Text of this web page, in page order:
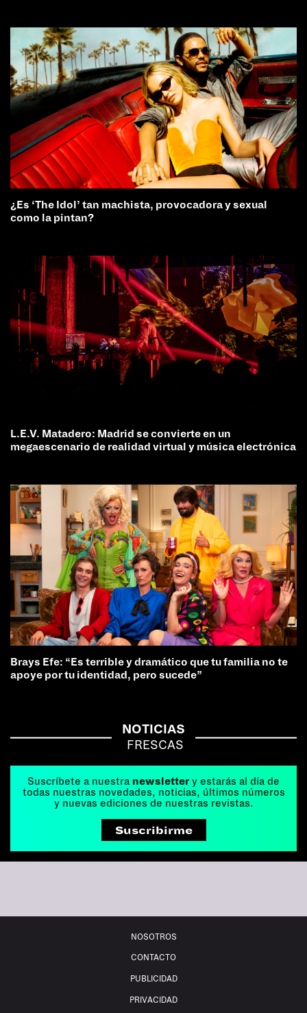
¿Es ‘The Idol’ tan machista, provocadora y sexual
como la pintan?
L.E.V. Matadero: Madrid se convierte en un
megaescenario de realidad virtual y música electrónica
Brays Efe: “Es terrible y dramático que tu familia no te
apoye por tu identidad, pero sucede”
NOTICIAS
FRESCAS
Suscríbete a nuestra newsletter y estarás al día de
todas nuestras novedades, noticias, últimos números
y nuevas ediciones de nuestras revistas.
Suscribirme
NOSOTROS
CONTACTO
PUBLICIDAD
PRIVACIDAD